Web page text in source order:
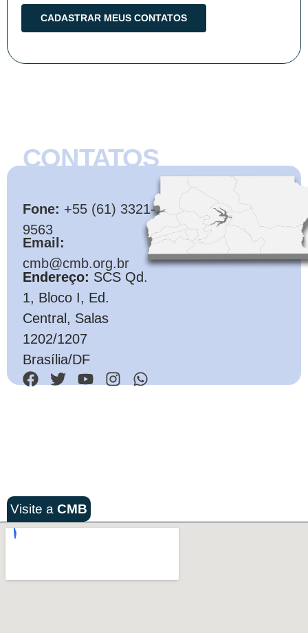
CONTATOS
Fone: +55 (61) 3321-
9563
Email:
cmb@cmb.org.br
Endereço: SCS Qd.
1, Bloco I, Ed.
Central, Salas
1202/1207
Brasília/DF
Visite a CMB